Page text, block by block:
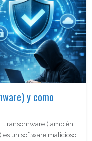
y como
ransomware (también
es un software malicioso